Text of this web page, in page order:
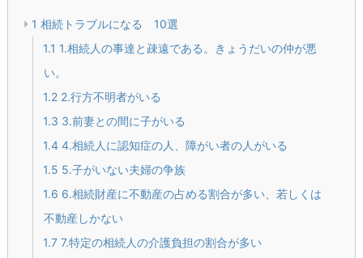
1 相続トラブルになる 10選
1.1 1.相続人の事達と疎遠である。きょうだいの仲が悪
い。
1.22.行方不明者がいる
1.3 3.前妻との間に子がいる
1.44.相続人に認知症の人、障がい者の人がいる
1.5 5.子がいない夫婦の争族
1.6 6.相続財産に不動産の占める割合が多い、若しくは
不動産しかない
1.77.特定の相続人の介護負担の割合が多い